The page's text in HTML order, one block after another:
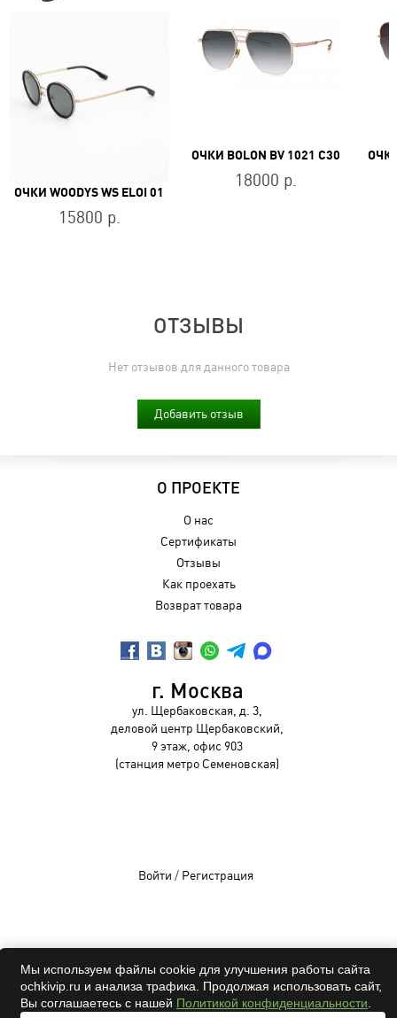
ОЧКИ WOODYS WS ELOI 01
15800 р.
ОЧКИ BOLON BV 1021 C30
18000 р.
ОТЗЫВЫ
Нет отзывов для данного товара
Добавить отзыв
О ПРОЕКТЕ
О нас
Сертификаты
Отзывы
Как проехать
Возврат товара
г. Москва
ул. Щербаковская, д. 3,
деловой центр Щербаковский,
9 этаж, офис 903
(станция метро Семеновская)
Войти / Регистрация
OCHKIVIP 2009-2026©
Все права защищены
Мы используем файлы cookie для улучшения работы сайта
ochkivip.ru и анализа трафика. Продолжая использовать сайт,
Вы соглашаетесь с нашей Политикой конфиденциальности